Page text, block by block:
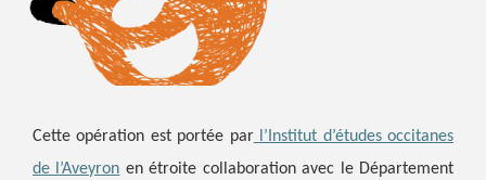
Cette opération est portée parl’Institut d’études occitanes
de l’Aveyron en étroite collaboration avec le Département